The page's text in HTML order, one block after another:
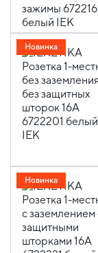
Новинка
Новинка